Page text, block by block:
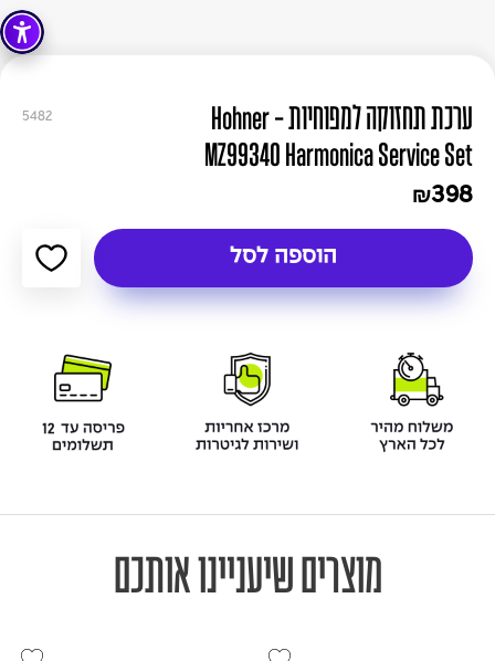
5482
ערכת תחזוקה למפוחיות - Hohner
MZ99340 Harmonica Service Set
₪398
הוספה לסל
מוצרים שיעניינו אותכם